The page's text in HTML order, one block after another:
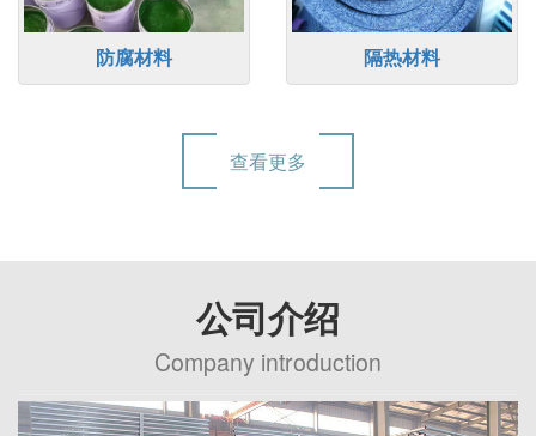
防腐材料 隔热材料
查看更多
公司介绍
Company introduction